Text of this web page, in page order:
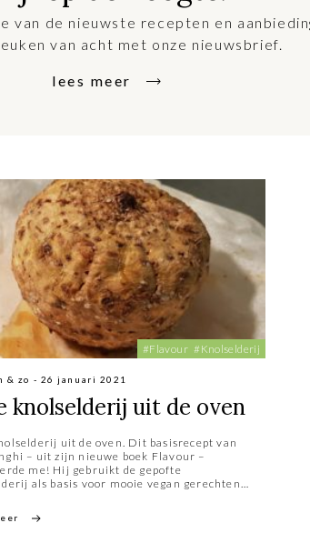
van de nieuwste recepten en
van acht met onze nieuwsbrief.
lees meer
#Flavour #Knolselderij
& zo - 26 januari 2021
knolselderij uit de oven
uit de oven. Dit basisrecept van
– uit zijn nieuwe boek Flavour –
me! Hij gebruikt de gepofte
als basis voor mooie vegan gerechten.
tot een smaakvolle eyecatcher. En